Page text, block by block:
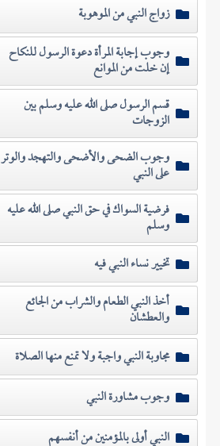
زواج النبي من الموهوبة
وجوب إجابة المرأة دعوة الرسول للنكاح
إن خلت من الموانع
قسم الرسول صلى الله عليه وسلم بين
الزوجات
وجوب الضحى والأضحى والتهجد والوتر
على النبي
فرضية السواك في حق النبي صلى الله عليه
وسلم
تخيير نساء النبي فيه
أخذ النبي الطعام والشراب من الجائع
والعطشان
مجاوبة النبي واجبة ولا تمنع منها الصلاة
وجوب مشاورة النبي
النبي أولى بالمؤمنين من أنفسهم